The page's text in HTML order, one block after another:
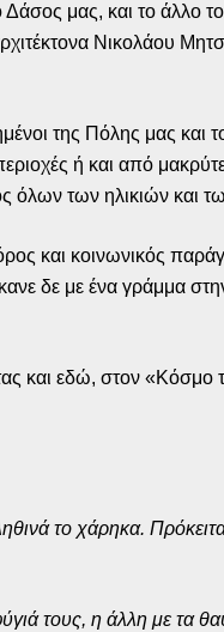
Δάσος μας, και το άλλο
Νικολάου
της Πόλης μας και
ή και από
όλων των ηλικιών
και κοινωνικός
δε με ένα γράμμα
και εδώ, στον
το χάρηκα.
τους, η άλλη με τα